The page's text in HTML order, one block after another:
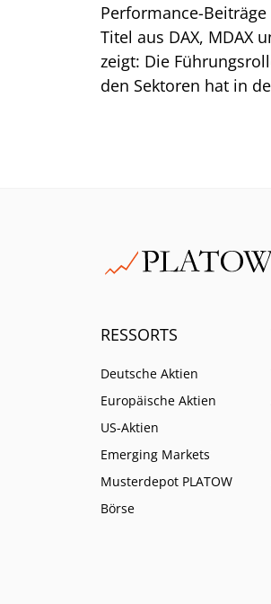
Performance-
Titel aus DAX, MDAX
zeigt: Die
den Sektoren hat in
RESSORTS
Deutsche Aktien
Europäische Aktien
US-Aktien
Emerging Markets
Musterdepot PLATOW
Börse